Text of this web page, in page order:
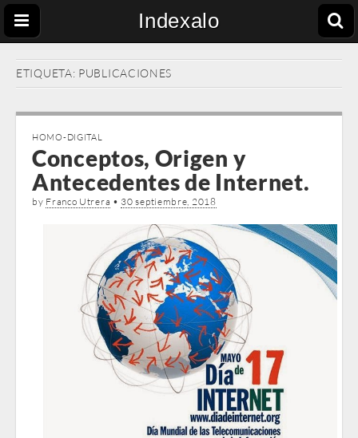
Indexalo
ETIQUETA: PUBLICACIONES
HOMO-DIGITAL
Conceptos, Origen y
Antecedentes de Internet.
by Franco Utrera • 30 septiembre, 2018